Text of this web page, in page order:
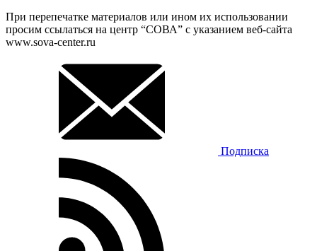
При перепечатке материалов или ином их использовании
просим ссылаться на центр “СОВА” с указанием веб-сайта
www.sova-center.ru
Подписка